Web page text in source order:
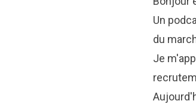
Un
du
Je